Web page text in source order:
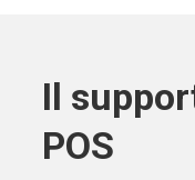
Il
POS